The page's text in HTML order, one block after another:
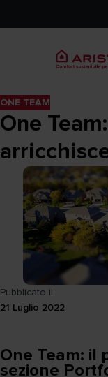
ONE TEAM
One
Pubblicato il
21 Luglio 2022
One Team: il
sezione